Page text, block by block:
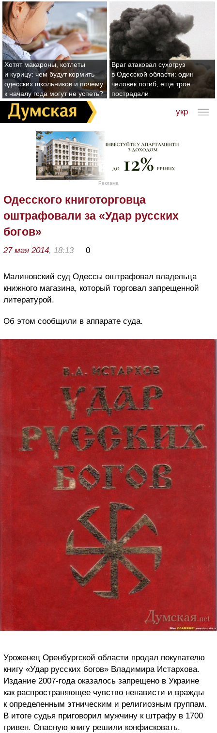
Хотят макароны, котлеты
и курицу: чем будут кормить
одесских школьников и почему
к началу года могут не успеть?
Враг атаковал сухогруз
в Одесской области: один
человек погиб, еще трое
пострадали
укр
Реклама
Одесского книготорговца
оштрафовали за «Удар русских
богов»
27 мая 2014, 18:13 0
Малиновский суд Одессы оштрафовал владельца
книжного магазина, который торговал запрещенной
литературой.
Об этом сообщили в аппарате суда.
Уроженец Оренбургской области продал покупателю
книгу «Удар русских богов» Владимира Истархова.
Издание 2007-года оказалось запрещено в Украине
как распространяющее чувство ненависти и вражды
к определенным этническим и религиозным группам.
В итоге судья приговорил мужчину к штрафу в 1700
гривен. Опасную книгу решили конфисковать.